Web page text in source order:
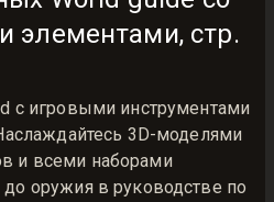
элементами, стр.
с игровыми инструментами
3D-моделями
и всеми наборами
оружия в руководстве по